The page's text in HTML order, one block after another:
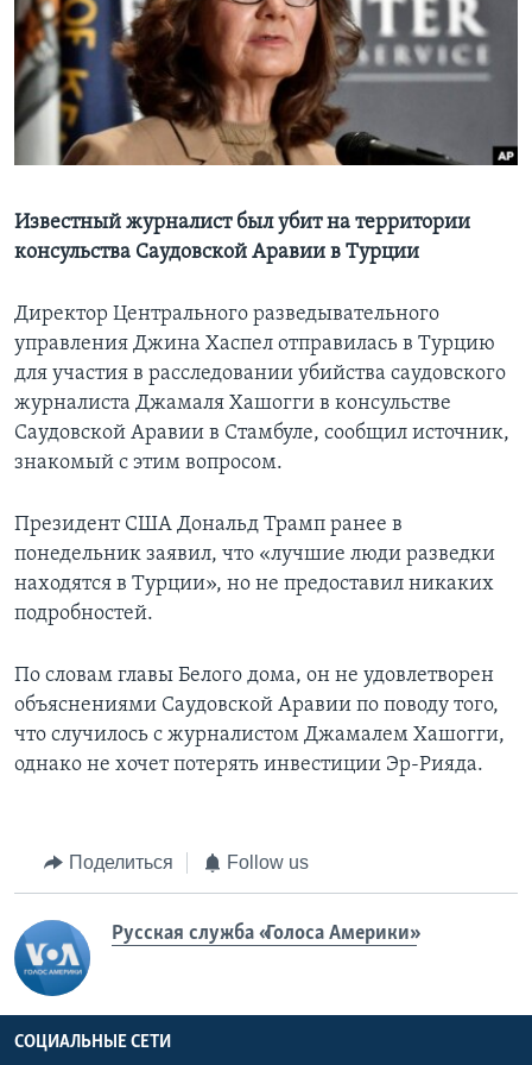
Learning English
СОЦИАЛЬНЫЕ СЕТИ
Языки
Известный журналист был убит на территории
консульства Саудовской Аравии в Турции
Директор Центрального разведывательного
управления Джина Хаспел отправилась в Турцию
для участия в расследовании убийства саудовского
журналиста Джамаля Хашогги в консульстве
Саудовской Аравии в Стамбуле, сообщил источник,
знакомый с этим вопросом.
Президент США Дональд Трамп ранее в
понедельник заявил, что «лучшие люди разведки
находятся в Турции», но не предоставил никаких
подробностей.
По словам главы Белого дома, он не удовлетворен
объяснениями Саудовской Аравии по поводу того,
что случилось с журналистом Джамалем Хашогги,
однако не хочет потерять инвестиции Эр-Рияда.
Поделиться Follow us
Русская служба «Голоса Америки»
СОЦИАЛЬНЫЕ СЕТИ